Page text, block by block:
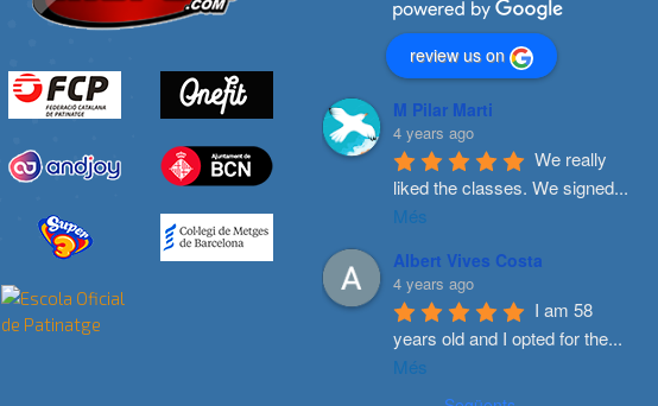
review us on
M Pilar Marti
4 years ago
We really
liked the classes. We signed...
Més
Albert Vives Costa
4 years ago
I am 58
years old and I opted for the...
Més